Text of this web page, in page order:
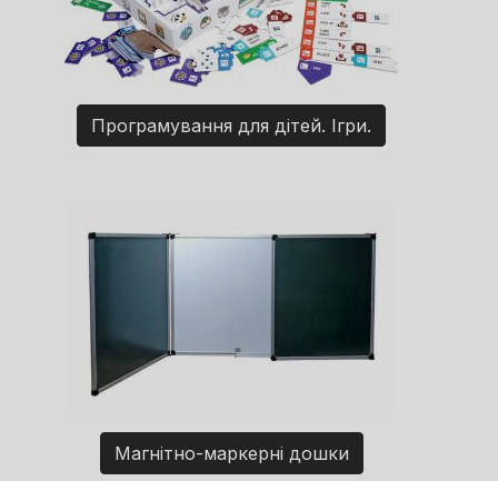
Програмування для дітей. Ігри.
Магнітно-маркерні дошки